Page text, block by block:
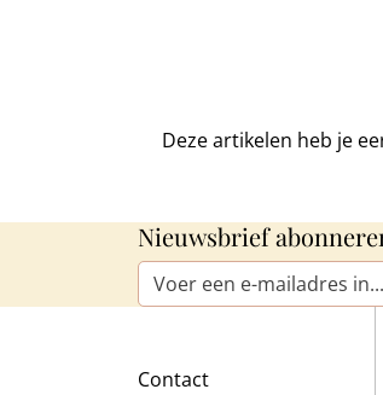
Deze artikelen heb je
Nieuwsbrief
E-mailadres*
Contact